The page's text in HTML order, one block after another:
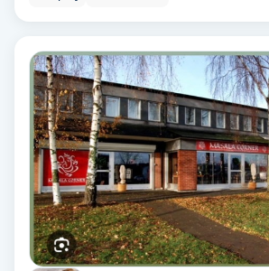
Kiropraktik
Klangmassage
Klippning
Klippning & Slingor
Klippning ungdom